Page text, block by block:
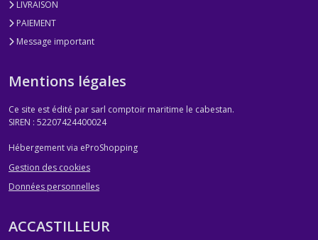
LIVRAISON
PAIEMENT
Message important
Mentions légales
Ce site est édité par sarl comptoir maritime le cabestan.
SIREN : 52207424400024
Hébergement via eProShopping
Gestion des cookies
Données personnelles
ACCASTILLEUR